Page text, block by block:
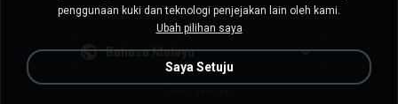
Bahasa Melayu
penggunaan kuki dan teknologi penjejakan lain oleh kami.
Ubah pilihan saya
Saya Setuju